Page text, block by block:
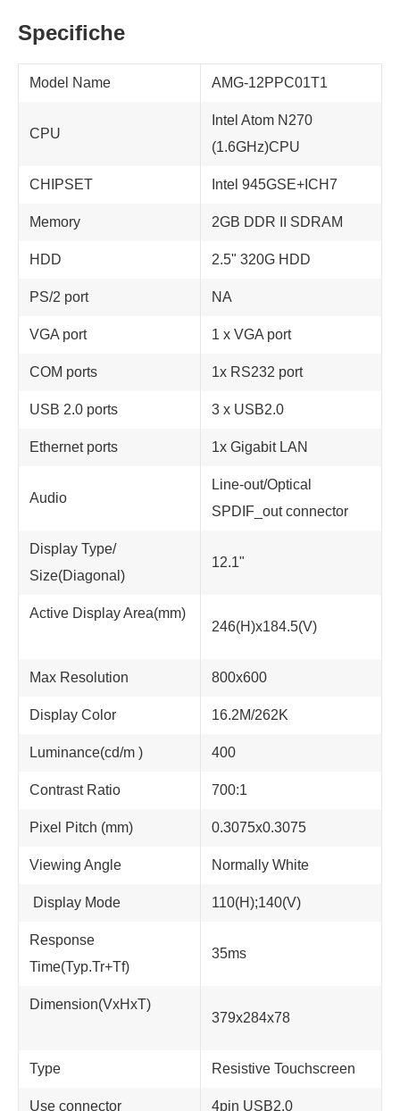
Specifiche
Model Name AMG-12PPC01T1
CPU
Intel Atom N270
(1.6GHz)CPU
CHIPSET Intel 945GSE+ICH7
Memory 2GB DDR II SDRAM
HDD 2.5" 320G HDD
PS/2 port NA
VGA port 1 x VGA port
COM ports 1x RS232 port
USB 2.0 ports 3 x USB2.0
Ethernet ports 1x Gigabit LAN
Audio
Line-out/Optical
SPDIF_out connector
Display Type/
Size(Diagonal)
12.1"
Active Display Area(mm)
246(H)x184.5(V)
Max Resolution 800x600
Display Color 16.2M/262K
Luminance(cd/m ) 400
Contrast Ratio 700:1
Pixel Pitch (mm) 0.3075x0.3075
Viewing Angle Normally White
Display Mode 110(H);140(V)
Response
Time(Typ.Tr+Tf)
35ms
Dimension(VxHxT)
379x284x78
Type Resistive Touchscreen
Use connector 4pin USB2.0